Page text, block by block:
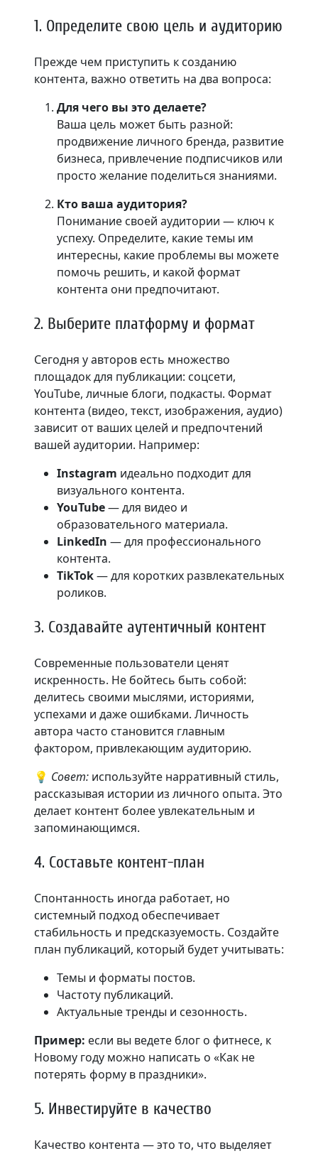
1. Определите свою цель и аудиторию
Прежде чем приступить к созданию
контента, важно ответить на два вопроса:
Для чего вы это делаете?
Ваша цель может быть разной:
продвижение личного бренда, развитие
бизнеса, привлечение подписчиков или
просто желание поделиться знаниями.
Кто ваша аудитория?
Понимание своей аудитории — ключ к
успеху. Определите, какие темы им
интересны, какие проблемы вы можете
помочь решить, и какой формат
контента они предпочитают.
2. Выберите платформу и формат
Сегодня у авторов есть множество
площадок для публикации: соцсети,
YouTube, личные блоги, подкасты. Формат
контента (видео, текст, изображения, аудио)
зависит от ваших целей и предпочтений
вашей аудитории. Например:
Instagram идеально подходит для
визуального контента.
YouTube— для видео и
образовательного материала.
LinkedIn — для профессионального
контента.
TikTok— для коротких развлекательных
роликов.
3. Создавайте аутентичный контент
Современные пользователи ценят
искренность. Не бойтесь быть собой:
делитесь своими мыслями, историями,
успехами и даже ошибками. Личность
автора часто становится главным
фактором, привлекающим аудиторию.
💡 Совет: используйте нарративный стиль,
рассказывая истории из личного опыта. Это
делает контент более увлекательным и
запоминающимся.
4. Составьте контент-план
Спонтанность иногда работает, но
системный подход обеспечивает
стабильность и предсказуемость. Создайте
план публикаций, который будет учитывать:
Темы и форматы постов.
Частоту публикаций.
Актуальные тренды и сезонность.
Пример: если вы ведете блог о фитнесе, к
Новому году можно написать о «Как не
потерять форму в праздники».
5. Инвестируйте в качество
Качество контента — это то, что выделяет